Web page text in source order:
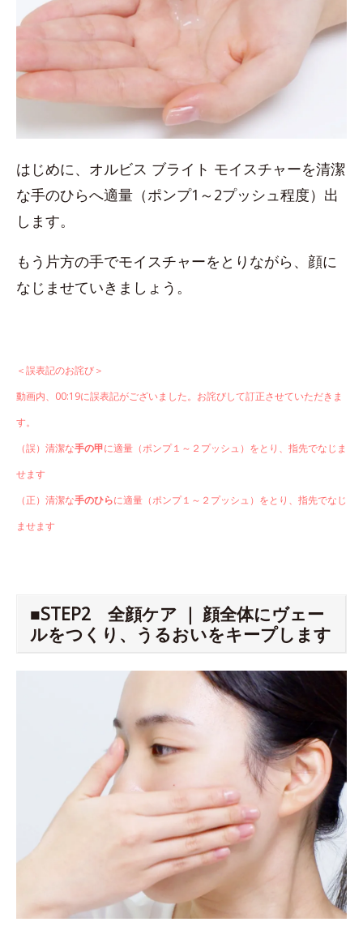
はじめに、オルビス ブライト モイスチャーを清潔
な手のひらへ適量（ポンプ1～2プッシュ程度）出
します。
もう片方の手でモイスチャーをとりながら、顔に
なじませていきましょう。
＜誤表記のお詫び＞
動画内、00:19に誤表記がございました。お詫びして訂正させていただきま
す。
（誤）清潔な手の甲に適量（ポンプ１～２プッシュ）をとり、指先でなじま
せます
（正）清潔な手のひらに適量（ポンプ１～２プッシュ）をとり、指先でなじ
ませます
■STEP2 全顔ケア ｜ 顔全体にヴェー
ルをつくり、うるおいをキープします